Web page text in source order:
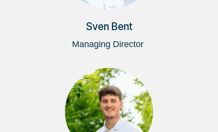
Sven Bent
Managing Director